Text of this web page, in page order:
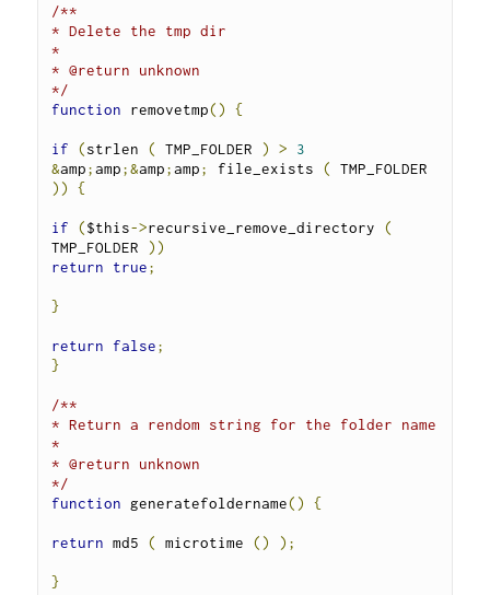
/**
* Delete the tmp dir
*
* @return unknown
*/
function removetmp() {
if (strlen ( TMP_FOLDER ) >
3
&amp;amp;&amp;amp; file_exists (
))
{
if ($this->recursive_remove_directory (
TMP_FOLDER ))
return
true;
}
return false;
}
/**
* Return a rendom string for the folder name
*
* @return unknown
*/
function generatefoldername() {
return md5 ( microtime () );
}